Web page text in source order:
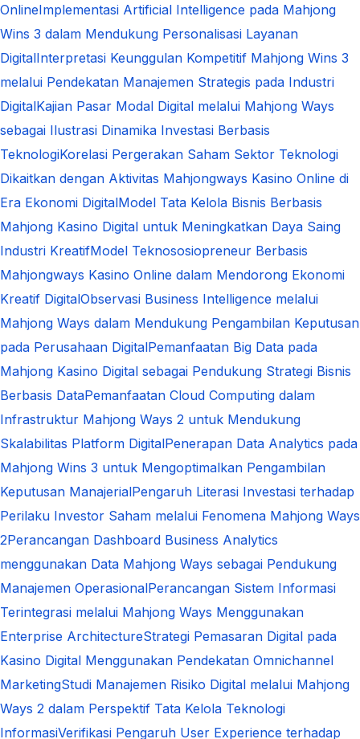
OnlineImplementasi Artificial Intelligence pada Mahjong
Wins 3 dalam Mendukung Personalisasi Layanan
DigitalInterpretasi Keunggulan Kompetitif Mahjong Wins 3
melalui Pendekatan Manajemen Strategis pada Industri
DigitalKajian Pasar Modal Digital melalui Mahjong Ways
sebagai Ilustrasi Dinamika Investasi Berbasis
TeknologiKorelasi Pergerakan Saham Sektor Teknologi
Dikaitkan dengan Aktivitas Mahjongways Kasino Online di
Era Ekonomi DigitalModel Tata Kelola Bisnis Berbasis
Mahjong Kasino Digital untuk Meningkatkan Daya Saing
Industri KreatifModel Teknososiopreneur Berbasis
Mahjongways Kasino Online dalam Mendorong Ekonomi
Kreatif DigitalObservasi Business Intelligence melalui
Mahjong Ways dalam Mendukung Pengambilan Keputusan
pada Perusahaan DigitalPemanfaatan Big Data pada
Mahjong Kasino Digital sebagai Pendukung Strategi Bisnis
Berbasis DataPemanfaatan Cloud Computing dalam
Infrastruktur Mahjong Ways 2 untuk Mendukung
Skalabilitas Platform DigitalPenerapan Data Analytics pada
Mahjong Wins 3 untuk Mengoptimalkan Pengambilan
Keputusan ManajerialPengaruh Literasi Investasi terhadap
Perilaku Investor Saham melalui Fenomena Mahjong Ways
2Perancangan Dashboard Business Analytics
menggunakan Data Mahjong Ways sebagai Pendukung
Manajemen OperasionalPerancangan Sistem Informasi
Terintegrasi melalui Mahjong Ways Menggunakan
Enterprise ArchitectureStrategi Pemasaran Digital pada
Kasino Digital Menggunakan Pendekatan Omnichannel
MarketingStudi Manajemen Risiko Digital melalui Mahjong
Ways 2 dalam Perspektif Tata Kelola Teknologi
InformasiVerifikasi Pengaruh User Experience terhadap